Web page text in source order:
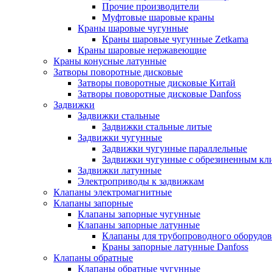
Прочие производители
Муфтовые шаровые краны
Краны шаровые чугунные
Краны шаровые чугунные Zetkama
Краны шаровые нержавеющие
Краны конусные латунные
Затворы поворотные дисковые
Затворы поворотные дисковые Китай
Затворы поворотные дисковые Danfoss
Задвижки
Задвижки стальные
Задвижки стальные литые
Задвижки чугунные
Задвижки чугунные параллельные
Задвижки чугунные с обрезиненным
Задвижки латунные
Электроприводы к задвижкам
Клапаны электромагнитные
Клапаны запорные
Клапаны запорные чугунные
Клапаны запорные латунные
Клапаны для трубопроводного
Краны запорные латунные Danfoss
Клапаны обратные
Клапаны обратные чугунные